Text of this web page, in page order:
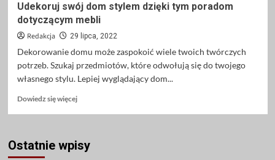
Udekoruj swój dom stylem dzięki tym poradom
dotyczącym mebli
Redakcja 29 lipca, 2022
Dekorowanie domu może zaspokoić wiele twoich twórczych
potrzeb. Szukaj przedmiotów, które odwołują się do twojego
własnego stylu. Lepiej wyglądający dom...
Dowiedz się więcejDowiedz
Udekoruj
swój
Ostatnie wpisy